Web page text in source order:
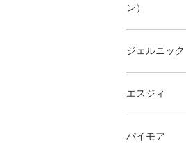
ン）
ジェルニック
エスジィ
パイモア